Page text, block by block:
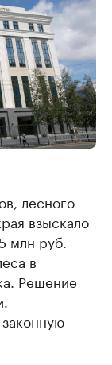
лесного
взыскало
млн руб.
в
Решение